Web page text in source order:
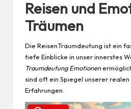
Reisen und
Träumen
Die ReisenTraumdeutung ist ein
tiefe Einblicke in unser innerstes
Traumdeutung Emotionen
sind oft ein Spiegel unserer
Erfahrungen.